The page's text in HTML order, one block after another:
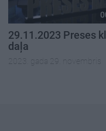
29.11.2023 Preses
daļa
2023. gada 29. novembris